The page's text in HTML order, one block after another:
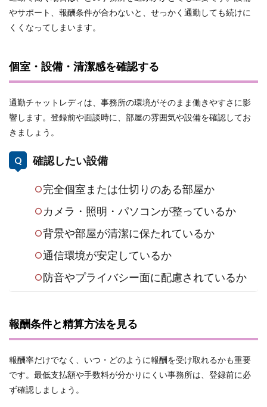
やサポート、報酬条件が合わないと、せっかく通勤しても続けに
くくなってしまいます。
個室・設備・清潔感を確認する
通勤チャットレディは、事務所の環境がそのまま働きやすさに影
響します。登録前や面談時に、部屋の雰囲気や設備を確認してお
きましょう。
確認したい設備
完全個室または仕切りのある部屋か
カメラ・照明・パソコンが整っているか
背景や部屋が清潔に保たれているか
通信環境が安定しているか
防音やプライバシー面に配慮されているか
報酬条件と精算方法を見る
報酬率だけでなく、いつ・どのように報酬を受け取れるかも重要
です。最低支払額や手数料が分かりにくい事務所は、登録前に必
ず確認しましょう。